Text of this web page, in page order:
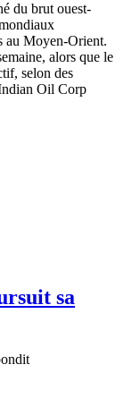
du brut ouest-
au Moyen-Orient.
alors que le
selon des
Oil Corp
sa